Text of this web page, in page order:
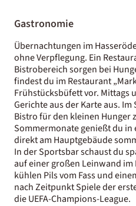
Gastronomie
Übernachtungen im
ohne Verpflegung. Ein
Bistrobereich sorgen bei
findest du im Restaurant
Frühstücksbüfett vor. Mittags
Gerichte aus der Karte aus.
Bistro für den kleinen Hunger
Sommermonate genießt du
direkt am Hauptgebäude
In der Sportsbar schaust du
auf einer großen Leinwand im
kühlen Pils vom Fass und
nach Zeitpunkt Spiele der
die UEFA-Champions-League.